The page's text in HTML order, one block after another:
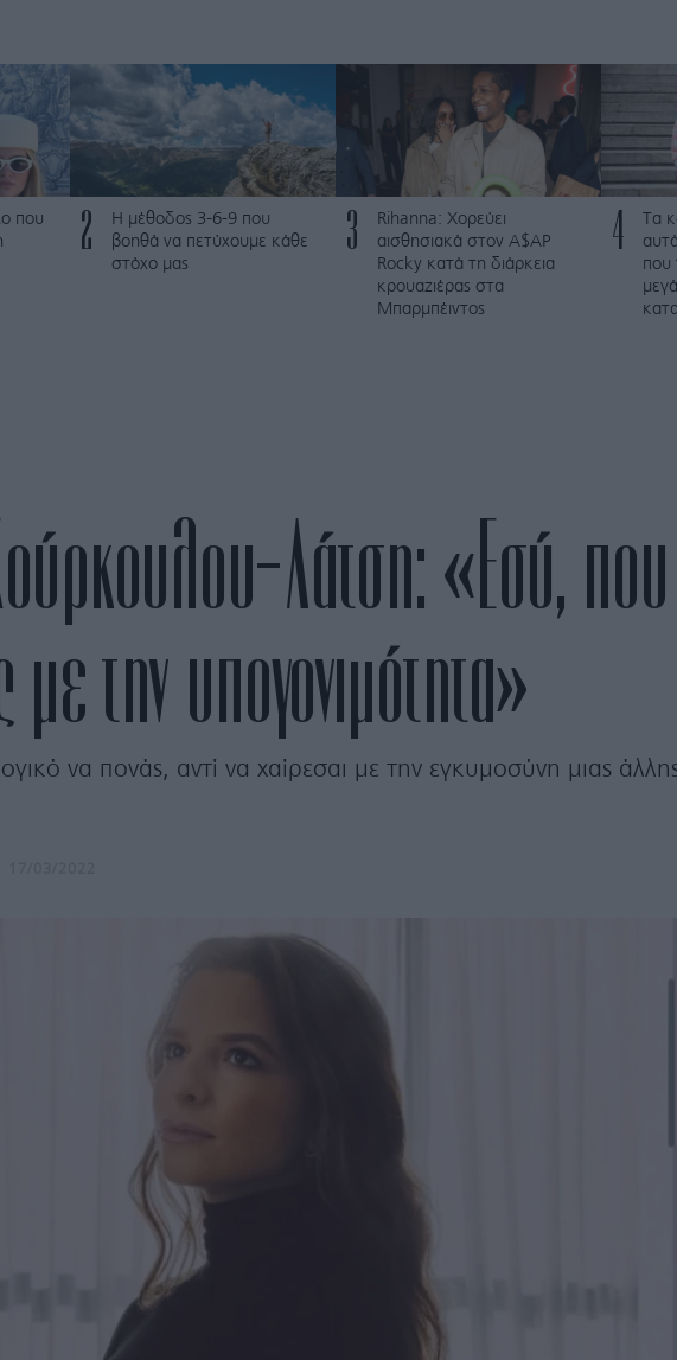
που
2
Η μέθοδος 3-6-9 που
βοηθά να πετύχουμε κάθε
στόχο μας
3
Rihanna: Χορεύει
αισθησιακά στον A$AP
Rocky κατά τη διάρκεια
κρουαζιέρας στα
Μπαρμπέιντος
4
Τα
που
Λάτση: «Εσύ,
την υπογονιμότητα»
να πονάς, αντί να χαίρεσαι με την εγκυμοσύνη μιας